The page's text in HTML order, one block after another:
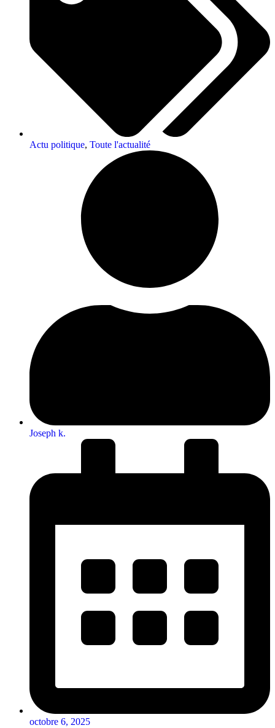
Actu politique, Toute l'actualité
Joseph k.
octobre 6, 2025